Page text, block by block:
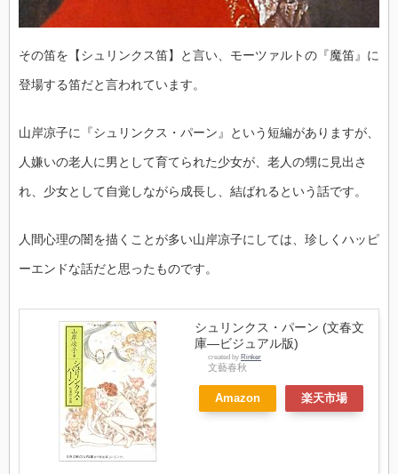
その笛を【シュリンクス笛】と言い、モーツァルトの『魔笛』に
登場する笛だと言われています。
山岸凉子に『シュリンクス・パーン』という短編がありますが、
人嫌いの老人に男として育てられた少女が、老人の甥に見出さ
れ、少女として自覚しながら成長し、結ばれるという話です。
人間心理の闇を描くことが多い山岸凉子にしては、珍しくハッピ
ーエンドな話だと思ったものです。
シュリンクス・パーン (文春文
庫―ビジュアル版)
created by Rinker
文藝春秋
Amazon 楽天市場